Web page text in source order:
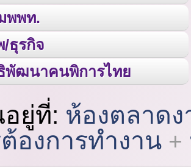
พพท.
/ธุรกิจ
พัฒนาคนพิการไทย
ยู่ที่: ห้องตลาด
องการทำงาน